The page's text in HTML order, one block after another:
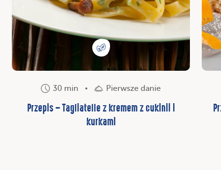
30 min Pierwsze danie
Przepis – Tagliatelle z kremem z cukinii i
kurkami